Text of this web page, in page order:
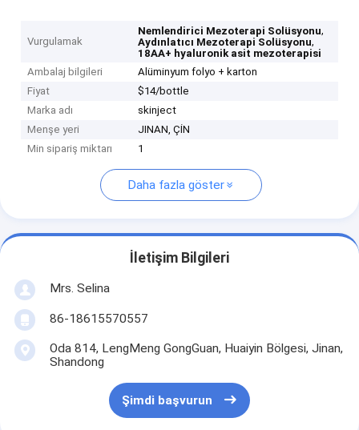
Vurgulamak
Nemlendirici Mezoterapi Solüsyonu,
Aydınlatıcı Mezoterapi Solüsyonu,
18AA+ hyaluronik asit mezoterapisi
Ambalaj bilgileri
Alüminyum folyo + karton
Fiyat
$14/bottle
Marka adı
skinject
Menşe yeri
JINAN, ÇİN
Min sipariş miktarı
1
Daha fazla göster
İletişim Bilgileri
Mrs. Selina
86-18615570557
Oda 814, LengMeng GongGuan, Huaiyin Bölgesi, Jinan,
Shandong
Şimdi başvurun